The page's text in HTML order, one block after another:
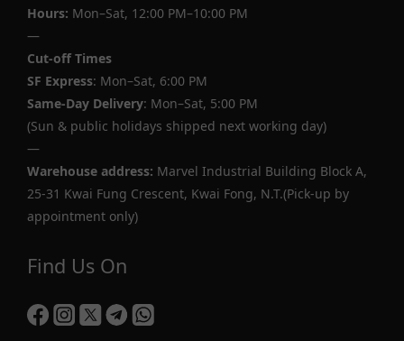
Hours: Mon–Sat, 12:00 PM–10:00 PM
—
Cut-off Times
SF Express: Mon–Sat, 6:00 PM
Same-Day Delivery: Mon–Sat, 5:00 PM
(Sun & public holidays shipped next working day)
—
Warehouse address: Marvel Industrial Building Block A,
25-31 Kwai Fung Crescent, Kwai Fong, N.T.(Pick-up by
appointment only)
Find Us On